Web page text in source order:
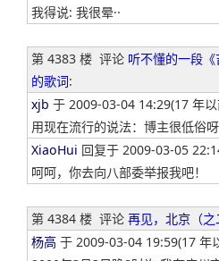
我得说: 我很晕··
第 4383 楼 评论 听不懂的一段
的歌词:
xjb 于 2009-03-04 14:29(17 年
用现在流行的说法：博主很低俗呀
XiaoHui 回复于 2009-03-05
呵呵，你去向八部委举报我吧！
第 4384 楼 评论 再见，北京（
杨高 于 2009-03-04 19:59(17 年